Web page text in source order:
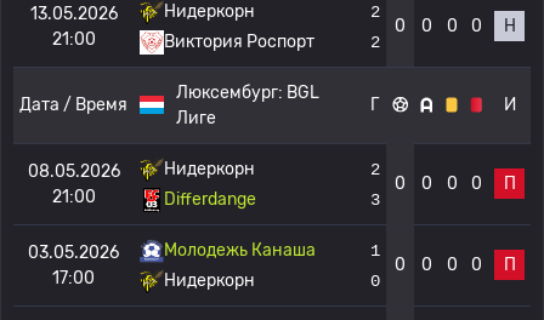
13.05.2026
21:00
Нидеркорн
Виктория Роспорт
2
2
0 0 0 0 Н
Дата / Время
Люксембург: BGL
Лиге
Г И
08.05.2026
21:00
Нидеркорн
Differdange
2
3
0 0 0 0 П
03.05.2026
17:00
Молодежь Канаша
Нидеркорн
1
0
0 0 0 0 П